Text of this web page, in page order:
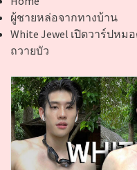
ผู้ชายหล่อจากทางบ้าน
White Jewel เปิดวาร์ปห
ถวายบัว